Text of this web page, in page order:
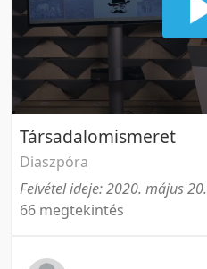
Társadalomismeret
Diaszpóra
Felvétel ideje: 2020. május 20.
66 megtekintés